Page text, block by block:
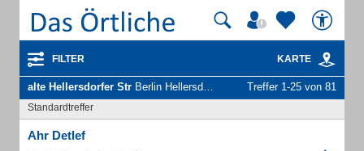
FILTER KARTE
alte Hellersdorfer Str Berlin Hellersdorf - Unternehmen und Personen Treffer 1-25 von 81
Standardtreffer
Ahr Detlef